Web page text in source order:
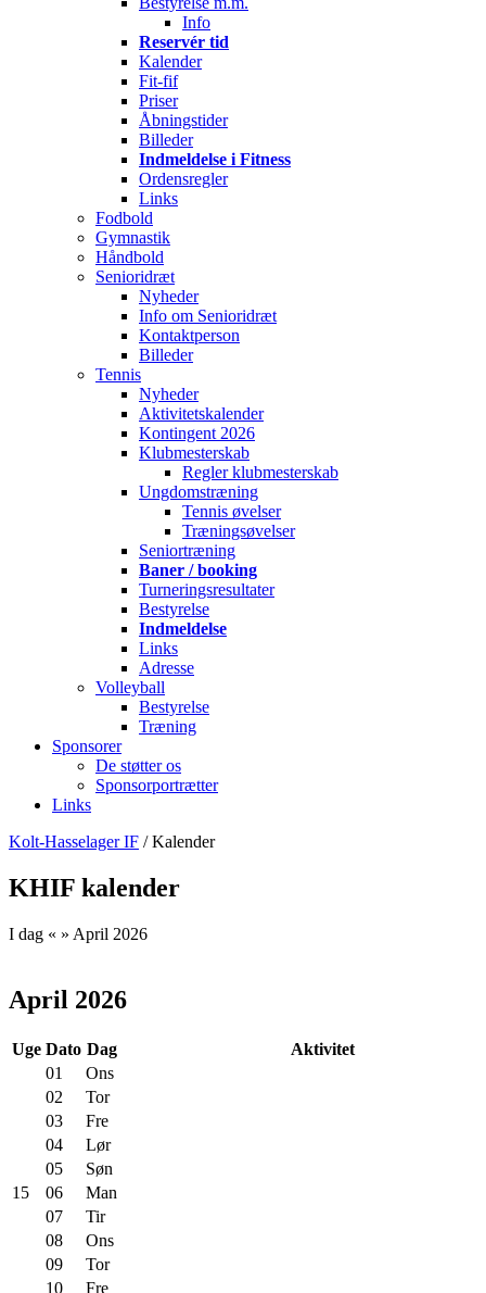
Info
Reservér tid
Kalender
Fit-fif
Priser
Åbningstider
Billeder
Indmeldelse i Fitness
Ordensregler
Links
Fodbold
Gymnastik
Håndbold
Senioridræt
Nyheder
Info om Senioridræt
Kontaktperson
Billeder
Tennis
Nyheder
Aktivitetskalender
Kontingent 2026
Klubmesterskab
Regler klubmesterskab
Ungdomstræning
Tennis øvelser
Træningsøvelser
Seniortræning
Baner / booking
Turneringsresultater
Bestyrelse
Indmeldelse
Links
Adresse
Volleyball
Bestyrelse
Træning
Sponsorer
De støtter os
Sponsorportrætter
Links
Kolt-Hasselager IF / Kalender
KHIF kalender
I dag « » April 2026
April 2026
Uge Dato Dag
Aktivitet
01
Ons
02
Tor
03
Fre
04
Lør
05
Søn
15
06
Man
07
Tir
08
Ons
09
Tor
10
Fre